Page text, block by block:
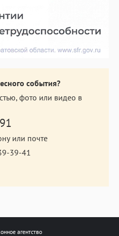
события?
фото или видео в
или почте
39-41
агентство